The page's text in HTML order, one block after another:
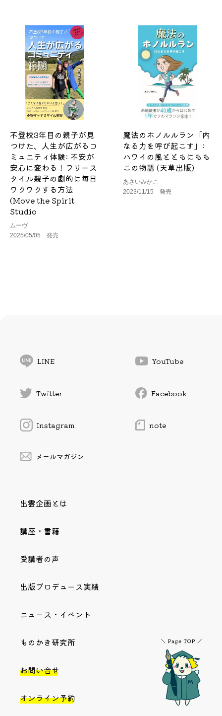
不登校3年目の親子が見
つけた、人生が広がるコ
ミュニティ体験: 不安が
安心に変わる！フリース
タイル親子の劇的に毎日
ワクワクする方法
(Move the Spirit
Studio
ムーヴ
2025/05/05 発売
魔法のホノルルラン「内
なる力を呼び起こす」:
ハワイの風とともにもも
この物語 (天草出版)
あさいみかこ
2023/11/15 発売
LINE YouTube
Twitter Facebook
Instagram note
メールマガジン
出雲企画とは
講座・書籍
受講者の声
出版プロデュース実績
ニュース・イベント
ものかき研究所
お問い合せ
オンライン予約